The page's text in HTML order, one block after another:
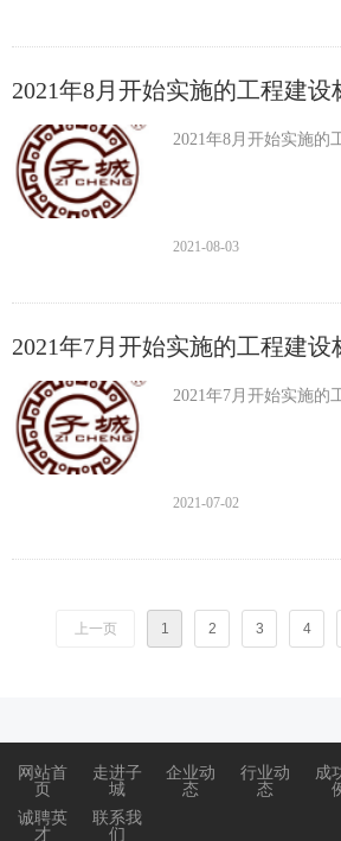
2021年8月开始实施的工程建设
2021年8月开始实施的
2021-08-03
2021年7月开始实施的工程建设
2021年7月开始实施的
2021-07-02
上一页 1 2 3 4
网站首
页
走进子
城
企业动
态
成
诚聘英
才
联系我
们
行业动
态